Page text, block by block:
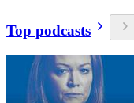
Top podcasts